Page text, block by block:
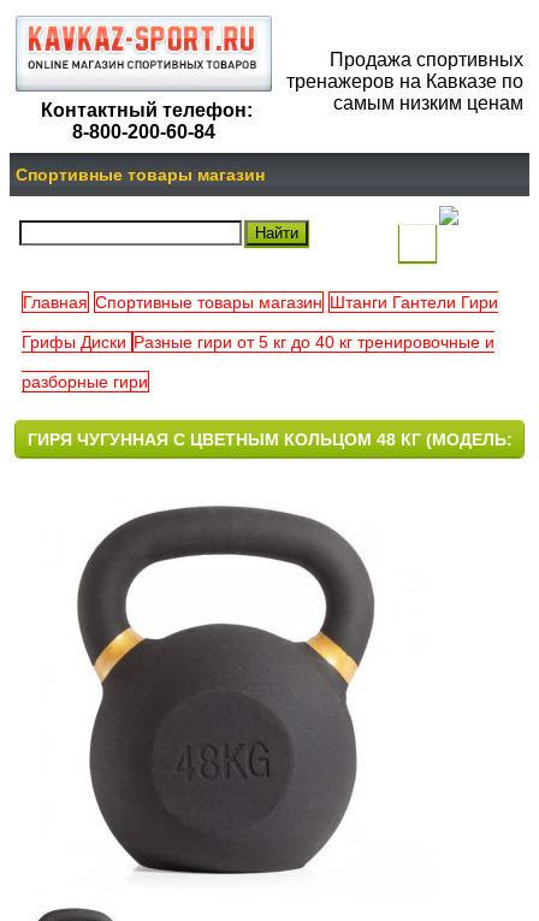
Контактный телефон:
8-800-200-60-84
Продажа спортивных
тренажеров на Кавказе по
самым низким ценам
Спортивные товары магазин
Ваша
Главная Спортивные товары магазин Штанги Гантели Гири
Грифы Диски Разные гири от 5 кг до 40 кг тренировочные и
разборные гири
ГИРЯ ЧУГУННАЯ С ЦВЕТНЫМ КОЛЬЦОМ 48 КГ (МОДЕЛЬ: